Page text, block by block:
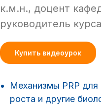
к.м.н., доцент
руководитель
Купить видеоурок
Механизмы PRP
роста и другие